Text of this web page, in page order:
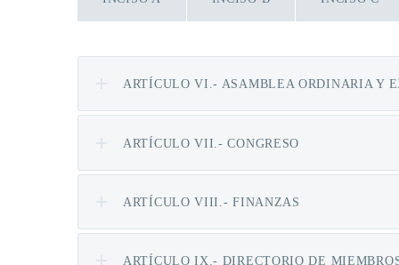
ARTÍCULO VI.- ASAMBLEA ORDINARIA Y
ARTÍCULO VII.- CONGRESO
ARTÍCULO VIII.- FINANZAS
ARTÍCULO IX.- DIRECTORIO DE